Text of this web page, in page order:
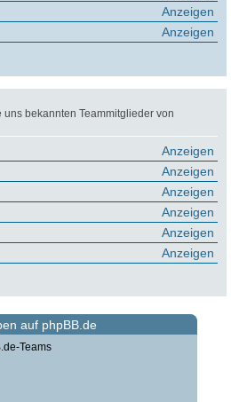
Anzeigen
Anzeigen
uns bekannten Teammitglieder von
Anzeigen
Anzeigen
Anzeigen
Anzeigen
Anzeigen
Anzeigen
auf phpBB.de
Teams